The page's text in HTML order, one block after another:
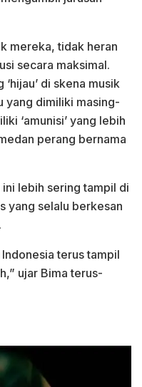
mereka, tidak heran
secara maksimal.
di skena musik
yang dimiliki masing-
‘amunisi’ yang lebih
perang bernama
lebih sering tampil di
yang selalu berkesan
terus tampil
ujar Bima terus-